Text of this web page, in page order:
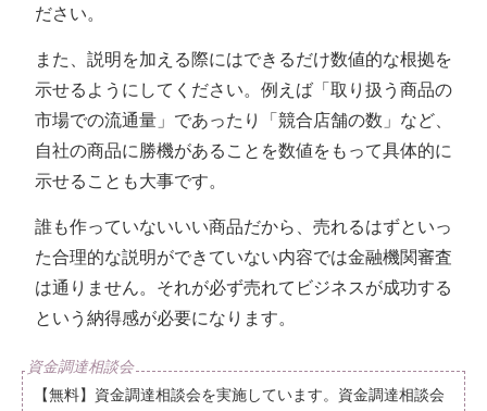
ださい。
また、説明を加える際にはできるだけ数値的な根拠を
示せるようにしてください。例えば「取り扱う商品の
市場での流通量」であったり「競合店舗の数」など、
自社の商品に勝機があることを数値をもって具体的に
示せることも大事です。
誰も作っていないいい商品だから、売れるはずといっ
た合理的な説明ができていない内容では金融機関審査
は通りません。それが必ず売れてビジネスが成功する
という納得感が必要になります。
【無料】資金調達相談会を実施しています。資金調達相談会